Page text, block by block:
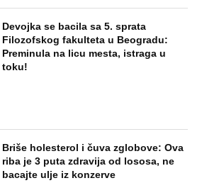
Devojka se bacila sa 5. sprata
Filozofskog fakulteta u Beogradu:
Preminula na licu mesta, istraga u
toku!
Briše holesterol i čuva zglobove: Ova
riba je 3 puta zdravija od lososa, ne
bacajte ulje iz konzerve